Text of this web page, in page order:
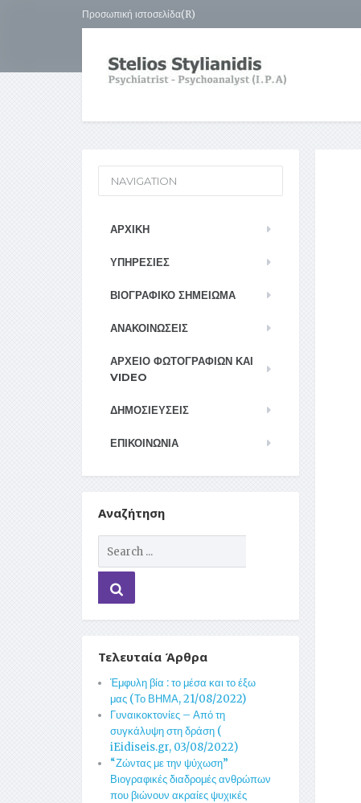
Προσωπική ιστοσελίδα(R)
NAVIGATION
ΑΡΧΙΚΉ
ΥΠΗΡΕΣΊΕΣ
ΒΙΟΓΡΑΦΙΚΌ ΣΗΜΕΊΩΜΑ
ΑΝΑΚΟΙΝΏΣΕΙΣ
ΑΡΧΕΊΟ ΦΩΤΟΓΡΑΦΙΏΝ ΚΑΙ
VIDEO
ΔΗΜΟΣΙΕΥΣΕΙΣ
ΕΠΙΚΟΙΝΩΝΊΑ
Αναζήτηση
Τελευταία Άρθρα
Έμφυλη βία : το μέσα και το έξω
μας (Το ΒΗΜΑ, 21/08/2022)
Γυναικοκτονίες – Από τη
συγκάλυψη στη δράση (
iEidiseis.gr, 03/08/2022)
“Ζώντας με την ψύχωση”
Βιογραφικές διαδρομές ανθρώπων
που βιώνουν ακραίες ψυχικές